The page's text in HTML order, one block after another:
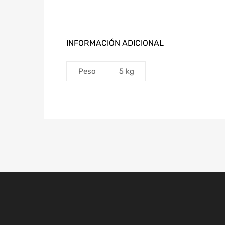
INFORMACIÓN ADICIONAL
Peso 5 kg